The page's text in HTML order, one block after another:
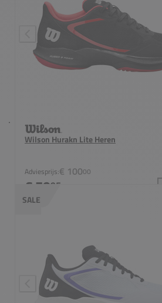
Wilson Hurakn Lite Heren
Adviesprijs:€ 10000
€ 7995
SALE